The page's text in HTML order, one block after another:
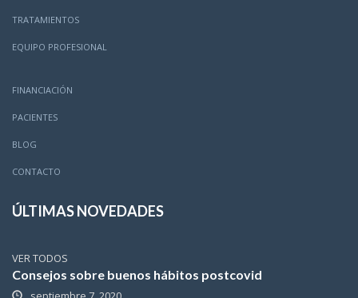
TRATAMIENTOS
EQUIPO PROFESIONAL
FINANCIACIÓN
PACIENTES
BLOG
CONTACTO
ÚLTIMAS NOVEDADES
VER TODOS
Consejos sobre buenos hábitos postcovid